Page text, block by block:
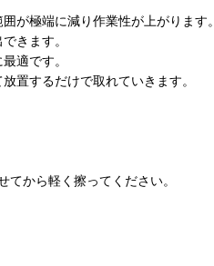
が極端に減り作業性が上がります。
きます。
適です。
置するだけで取れていきます。
から軽く擦ってください。